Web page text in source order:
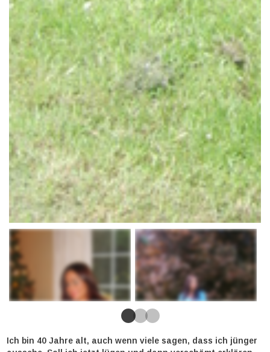
Ich bin 40 Jahre alt, auch wenn viele sagen, dass ich jünger